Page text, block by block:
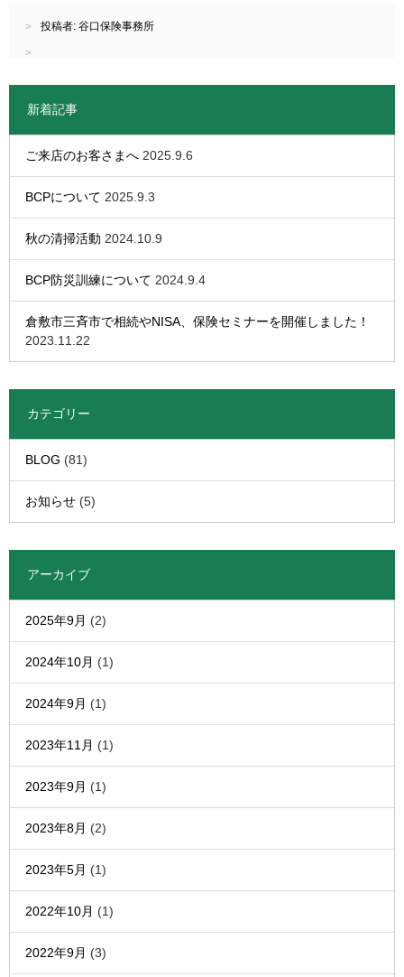
投稿者: 谷口保険事務所
新着記事
ご来店のお客さまへ 2025.9.6
BCPについて 2025.9.3
秋の清掃活動 2024.10.9
BCP防災訓練について 2024.9.4
倉敷市三斉市で相続やNISA、保険セミナーを開催しました！
2023.11.22
カテゴリー
BLOG (81)
お知らせ (5)
アーカイブ
2025年9月 (2)
2024年10月 (1)
2024年9月 (1)
2023年11月 (1)
2023年9月 (1)
2023年8月 (2)
2023年5月 (1)
2022年10月 (1)
2022年9月 (3)